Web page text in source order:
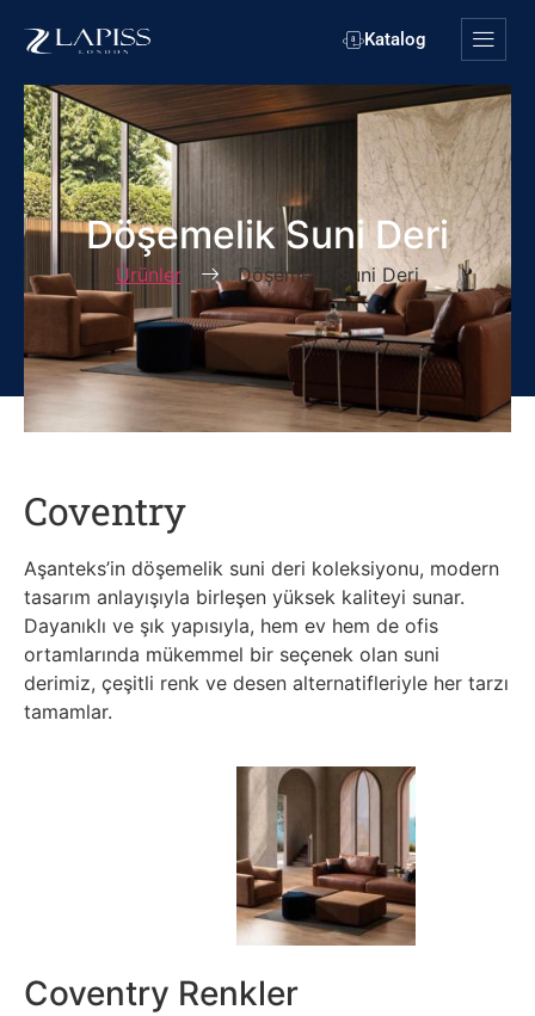
Katalog
Döşemelik Suni Deri
Ürünler Döşemelik Suni Deri
Coventry
Aşanteks’in döşemelik suni deri koleksiyonu, modern
tasarım anlayışıyla birleşen yüksek kaliteyi sunar.
Dayanıklı ve şık yapısıyla, hem ev hem de ofis
ortamlarında mükemmel bir seçenek olan suni
derimiz, çeşitli renk ve desen alternatifleriyle her tarzı
tamamlar.
Coventry Renkler